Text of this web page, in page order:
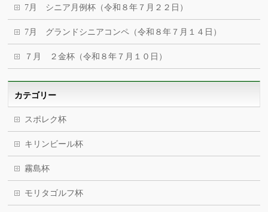
7月 シニア月例杯（令和８年７月２２日）
7月 グランドシニアコンペ（令和８年７月１４日）
７月 ２金杯（令和８年７月１０日）
カテゴリー
スポレク杯
キリンビール杯
霧島杯
モリタゴルフ杯